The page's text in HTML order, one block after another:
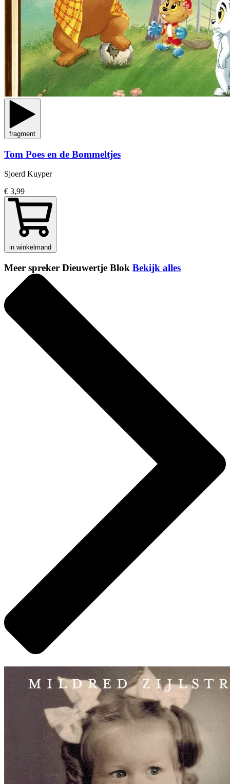
fragment
Tom Poes en de Bommeltjes
Sjoerd Kuyper
€ 3,99
in winkelmand
Meer spreker Dieuwertje Blok Bekijk alles